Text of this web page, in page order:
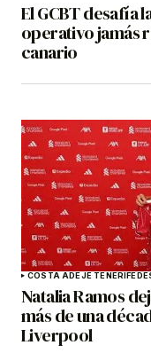
El GCBT desafía
operativo jamás
canario
COSTA ADEJE TENERIFE
Natalia Ramos
más de una
Liverpool